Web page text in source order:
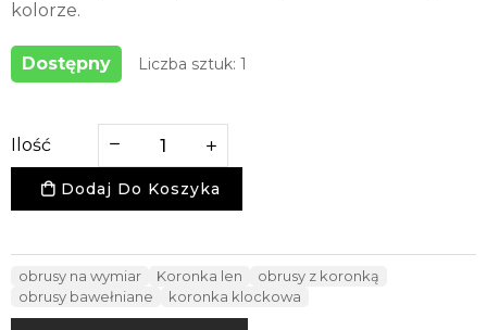
kolorze.
Dostępny Liczba sztuk: 1
Ilość
Dodaj Do Koszyka
obrusy na wymiar Koronka len
obrusy z koronką
obrusy bawełniane
koronka klockowa